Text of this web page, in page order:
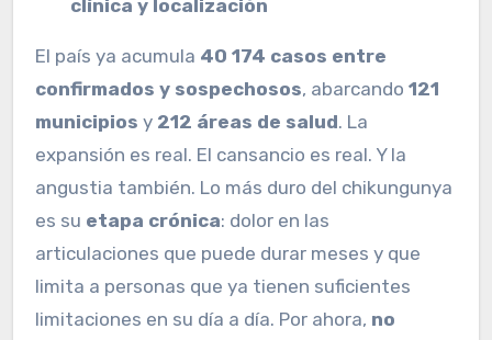
clínica y localización
El país ya acumula 40 174 casos entre
confirmados y sospechosos, abarcando 121
municipios y 212 áreas de salud. La
expansión es real. El cansancio es real. Y la
angustia también. Lo más duro del chikungunya
es su etapa crónica: dolor en las
articulaciones que puede durar meses y que
limita a personas que ya tienen suficientes
limitaciones en su día a día. Por ahora, no